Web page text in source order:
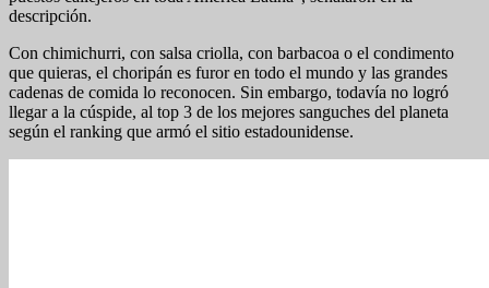
descripción.
Con chimichurri, con salsa criolla, con barbacoa o el condimento
que quieras, el choripán es furor en todo el mundo y las grandes
cadenas de comida lo reconocen. Sin embargo, todavía no logró
llegar a la cúspide, al top 3 de los mejores sanguches del planeta
según el ranking que armó el sitio estadounidense.